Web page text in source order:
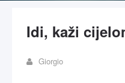
Idi, kaži
Giorgio